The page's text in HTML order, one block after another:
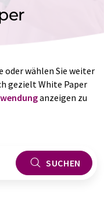
oder wählen Sie weiter
gezielt White Paper
anzeigen zu
SUCHEN